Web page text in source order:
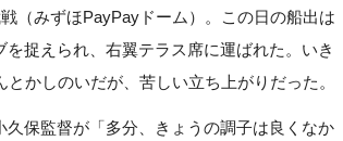
（みずほPayPayドーム）。この日の船出は
捉えられ、右翼テラス席に運ばれた。いき
かしのいだが、苦しい立ち上がりだった。
保監督が「多分、きょうの調子は良くなか